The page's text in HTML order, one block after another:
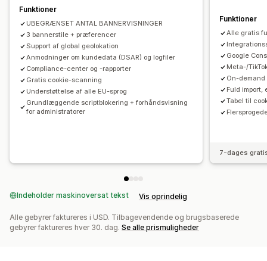
Datastyring
Regulering
APA-NZPA APPI CCPA CPRA
Beskyttelse af persondata på internettet
GDPR
LGPD
PDPA PIPEDA POPIA
Funktioner
UBEGRÆNSET ANTAL BANNERVISNINGER
3 bannerstile + præferencer
Support af global geolokation
Anmodninger om kundedata (DSAR) og logfiler
Compliance-center og -rapporter
Gratis cookie-scanning
Understøttelse af alle EU-sprog
Grundlæggende scriptblokering + forhåndsvisning
for administratorer
Funktioner
Alle gratis
Google
Meta-/
On-
Fuld import,
Tabel til
7-dages
Indeholder maskinoversat tekst Vis oprindelig
Alle gebyrer faktureres i USD. Tilbagevendende og brugsbaserede
gebyrer faktureres hver 30. dag. Se alle prismuligheder